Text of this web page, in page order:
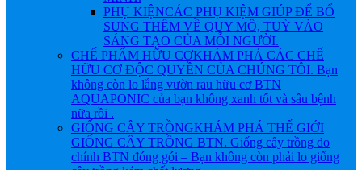
PHỤ KIỆNCÁC PHỤ KIỆM GIÚP ĐỂ BỔ
SUNG THÊM VỀ QUY MÔ, TUỲ VÀO
SÁNG TẠO CỦA MỖI NGƯỜI.
CHẾ PHẨM HỮU CƠKHÁM PHÁ CÁC CHẾ
HỮU CƠ ĐỘC QUYỀN CỦA CHÚNG TÔI. Bạn
không còn lo lắng vườn rau hữu cơ BTN
AQUAPONIC của bạn không xanh tốt và sâu bệnh
nữa rồi .
GIỐNG CÂY TRỒNGKHÁM PHÁ THẾ GIỚI
GIỐNG CÂY TRỒNG BTN. Giống cây trồng do
chính BTN đóng gói – Bạn không còn phải lo giống